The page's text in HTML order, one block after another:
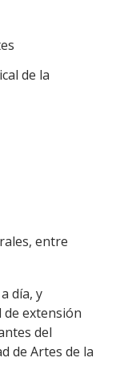
de la
entre
día, y
extensión
del
de Artes de la